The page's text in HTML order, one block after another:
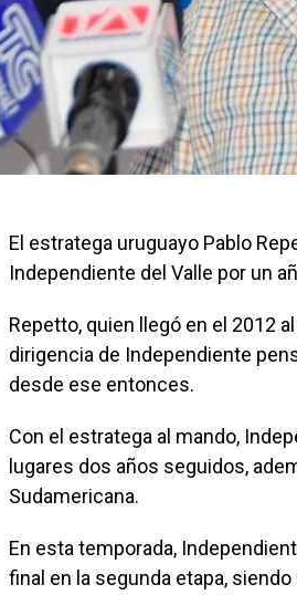
El estratega uruguayo Pablo
Independiente del Valle por un
Repetto, quien llegó en el 2012
dirigencia de Independiente
desde ese entonces.
Con el estratega al mando,
lugares dos años seguidos,
Sudamericana.
En esta temporada,
final en la segunda etapa,